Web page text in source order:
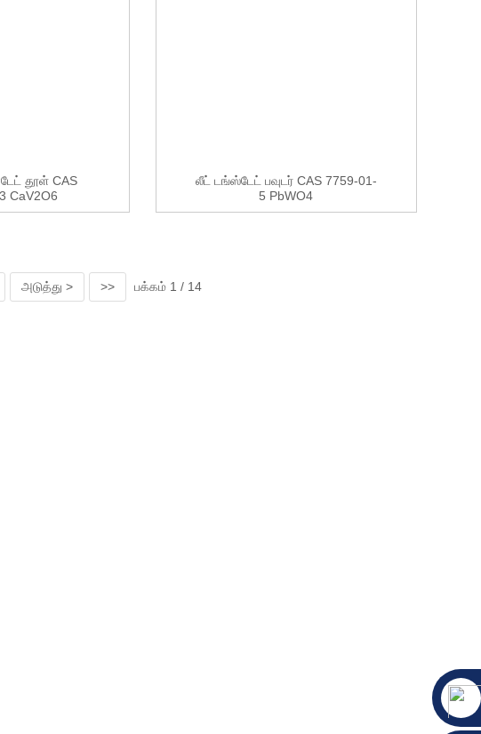
தூள் CAS
CaV2O6
லீட் டங்ஸ்டேட் பவுடர் CAS 7759-01-
5 PbWO4
அடுத்து > >> பக்கம் 1 / 14